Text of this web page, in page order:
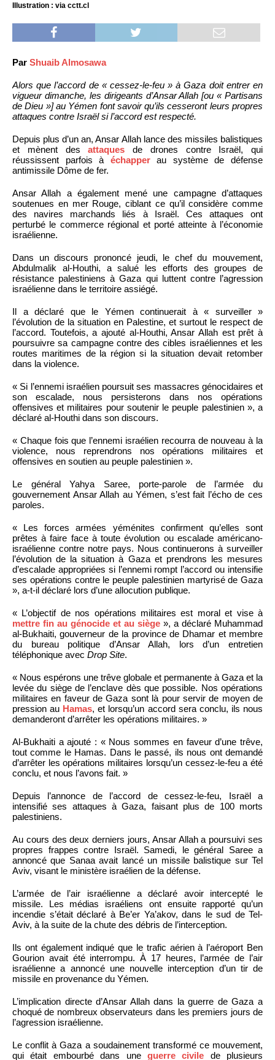
Illustration : via cctt.cl
Par Shuaib Almosawa
Alors que l’accord de « cessez-le-feu » à Gaza doit entrer en
vigueur dimanche, les dirigeants d’Ansar Allah [ou « Partisans
de Dieu »] au Yémen font savoir qu’ils cesseront leurs propres
attaques contre Israël si l’accord est respecté.
Depuis plus d’un an, Ansar Allah lance des missiles balistiques
et mènent desattaques de drones contre Israël, qui
réussissent parfois à échapperau système de défense
antimissile Dôme de fer.
Ansar Allah a également mené une campagne d’attaques
soutenues en mer Rouge, ciblant ce qu’il considère comme
des navires marchands liés à Israël. Ces attaques ont
perturbé le commerce régional et porté atteinte à l’économie
israélienne.
Dans un discours prononcé jeudi, le chef du mouvement,
Abdulmalik al-Houthi, a salué les efforts des groupes de
résistance palestiniens à Gaza qui luttent contre l’agression
israélienne dans le territoire assiégé.
Il a déclaré que le Yémen continuerait à « surveiller »
l’évolution de la situation en Palestine, et surtout le respect de
l’accord. Toutefois, a ajouté al-Houthi, Ansar Allah est prêt à
poursuivre sa campagne contre des cibles israéliennes et les
routes maritimes de la région si la situation devait retomber
dans la violence.
« Si l’ennemi israélien poursuit ses massacres génocidaires et
son escalade, nous persisterons dans nos opérations
offensives et militaires pour soutenir le peuple palestinien », a
déclaré al-Houthi dans son discours.
« Chaque fois que l’ennemi israélien recourra de nouveau à la
violence, nous reprendrons nos opérations militaires et
offensives en soutien au peuple palestinien ».
Le général Yahya Saree, porte-parole de l’armée du
gouvernement Ansar Allah au Yémen, s’est fait l’écho de ces
paroles.
« Les forces armées yéménites confirment qu’elles sont
prêtes à faire face à toute évolution ou escalade américano-
israélienne contre notre pays. Nous continuerons à surveiller
l’évolution de la situation à Gaza et prendrons les mesures
d’escalade appropriées si l’ennemi rompt l’accord ou intensifie
ses opérations contre le peuple palestinien martyrisé de Gaza
», a-t-il déclaré lors d’une allocution publique.
« L’objectif de nos opérations militaires est moral et vise à
mettre fin au génocide et au siège », a déclaré Muhammad
al-Bukhaiti, gouverneur de la province de Dhamar et membre
du bureau politique d’Ansar Allah, lors d’un entretien
téléphonique avec Drop Site.
« Nous espérons une trêve globale et permanente à Gaza et la
levée du siège de l’enclave dès que possible. Nos opérations
militaires en faveur de Gaza sont là pour servir de moyen de
pression au Hamas, et lorsqu’un accord sera conclu, ils nous
demanderont d’arrêter les opérations militaires. »
Al-Bukhaiti a ajouté : « Nous sommes en faveur d’une trêve,
tout comme le Hamas. Dans le passé, ils nous ont demandé
d’arrêter les opérations militaires lorsqu’un cessez-le-feu a été
conclu, et nous l’avons fait. »
Depuis l’annonce de l’accord de cessez-le-feu, Israël a
intensifié ses attaques à Gaza, faisant plus de 100 morts
palestiniens.
Au cours des deux derniers jours, Ansar Allah a poursuivi ses
propres frappes contre Israël. Samedi, le général Saree a
annoncé que Sanaa avait lancé un missile balistique sur Tel
Aviv, visant le ministère israélien de la défense.
L’armée de l’air israélienne a déclaré avoir intercepté le
missile. Les médias israéliens ont ensuite rapporté qu’un
incendie s’était déclaré à Be’er Ya’akov, dans le sud de Tel-
Aviv, à la suite de la chute des débris de l’interception.
Ils ont également indiqué que le trafic aérien à l’aéroport Ben
Gourion avait été interrompu. À 17 heures, l’armée de l’air
israélienne a annoncé une nouvelle interception d’un tir de
missile en provenance du Yémen.
L’implication directe d’Ansar Allah dans la guerre de Gaza a
choqué de nombreux observateurs dans les premiers jours de
l’agression israélienne.
Le conflit à Gaza a soudainement transformé ce mouvement,
qui était embourbé dans une guerre civile de plusieurs